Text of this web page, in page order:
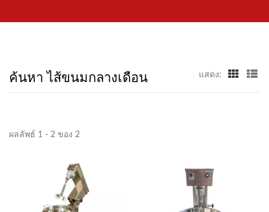
ประมวลผลอาหาร | Seven
ค้นหา ไส้ขนมกลางเดือน แสดง:
ผลลัพธ์ 1 - 2 ของ 2